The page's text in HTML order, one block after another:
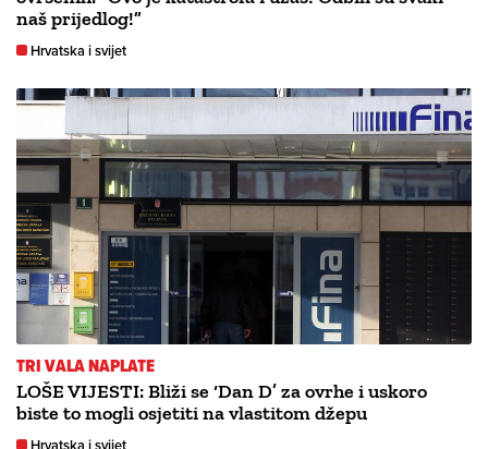
naš prijedlog!”
Hrvatska i svijet
TRI VALA NAPLATE
LOŠE VIJESTI: Bliži se ‘Dan D’ za ovrhe i uskoro
biste to mogli osjetiti na vlastitom džepu